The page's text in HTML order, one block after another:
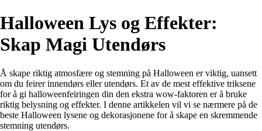
Halloween Lys og Effekter:
Skap Magi Utendørs
Å skape riktig atmosfære og stemning på Halloween er viktig, uansett
om du feirer innendørs eller utendørs. Et av de mest effektive triksene
for å gi halloweenfeiringen din den ekstra wow-faktoren er å bruke
riktig belysning og effekter. I denne artikkelen vil vi se nærmere på de
beste Halloween lysene og dekorasjonene for å skape en skremmende
stemning utendørs.